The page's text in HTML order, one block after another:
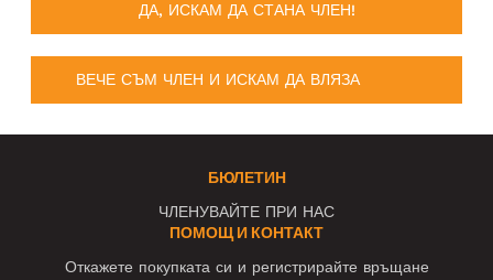
ДА, ИСКАМ ДА СТАНА ЧЛЕН!
ВЕЧЕ СЪМ ЧЛЕН И ИСКАМ ДА ВЛЯЗА
БЮЛЕТИН
ЧЛЕНУВАЙТЕ ПРИ НАС
ПОМОЩ И КОНТАКТ
Откажете покупката си и регистрирайте връщане